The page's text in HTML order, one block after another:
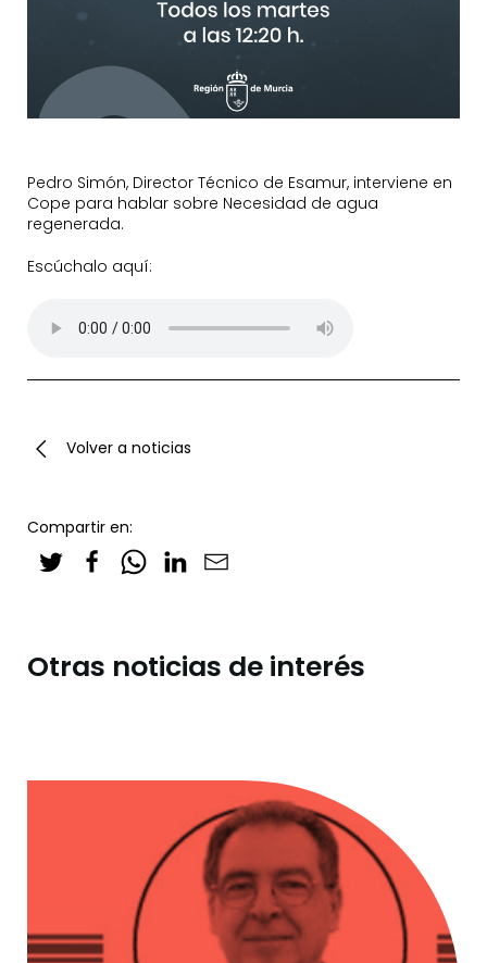
Pedro Simón, Director Técnico de Esamur, interviene en
Cope para hablar sobre Necesidad de agua
regenerada.
Escúchalo aquí:
Volver a noticias
Compartir en:
Otras noticias de interés